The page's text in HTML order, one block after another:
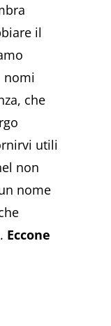
il
nomi
che
utili
non
nome
Eccone